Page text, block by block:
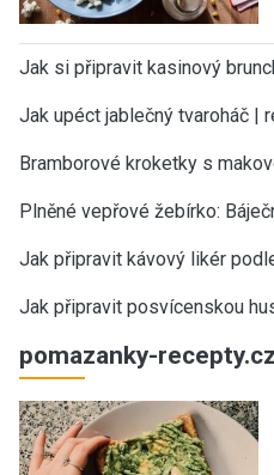
Jak si připravit kasinový
Jak upéct jablečný tvaroháč |
Bramborové kroketky s
Plněné vepřové žebírko:
Jak připravit kávový likér
Jak připravit posvícenskou
pomazanky-recepty.cz